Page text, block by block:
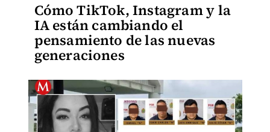
Cómo TikTok, Instagram y la
IA están cambiando el
pensamiento de las nuevas
generaciones